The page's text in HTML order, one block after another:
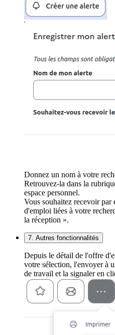
Donnez un nom à votre
Retrouvez-la dans la
espace personnel.
Vous souhaitez recevoir
d'emploi liées à votre
la réception ».
7. Autres fonctionnalités
Depuis le détail de l'offre
votre sélection, l'envoyer à
de travail et la signaler en